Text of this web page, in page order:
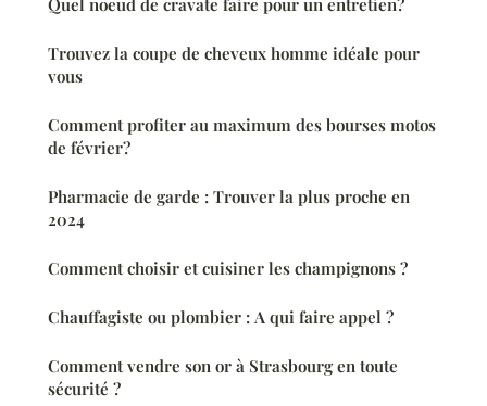
Trouvez la coupe de cheveux homme idéale pour
vous
Comment profiter au maximum des bourses motos
de février?
Pharmacie de garde : Trouver la plus proche en
2024
Comment choisir et cuisiner les champignons ?
Chauffagiste ou plombier : A qui faire appel ?
Comment vendre son or à Strasbourg en toute
sécurité ?